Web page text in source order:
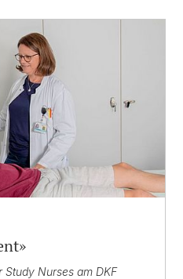
Study Nurses am DKF